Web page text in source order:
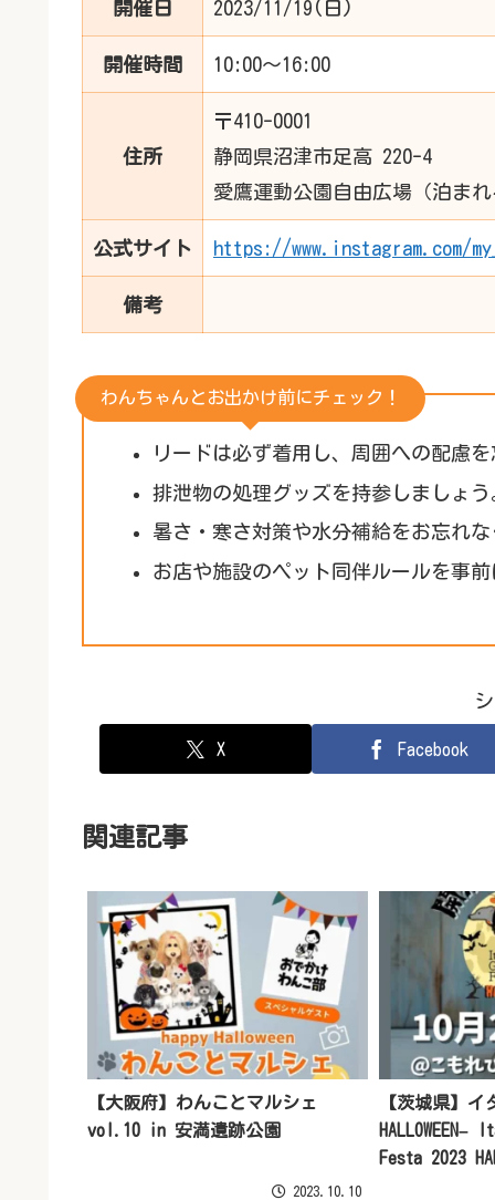
開催日 2023/11/19(日)
開催時間 10:00〜16:00
住所
〒410-0001
静岡県沼津市足高 220-4
愛鷹運動公園自由広場（泊ま
公式サイト https://www.instagram.com/
備考
わんちゃんとお出かけ前にチェック！
リードは必ず着用し、周囲への配慮
排泄物の処理グッズを持参しましょう
暑さ・寒さ対策や水分補給をお忘れな
お店や施設のペット同伴ルールを事
X Facebook
関連記事
【大阪府】わんことマルシェ
vol.10 in 安満遺跡公園
2023.10.10
【茨城県】イ
Festa 2023